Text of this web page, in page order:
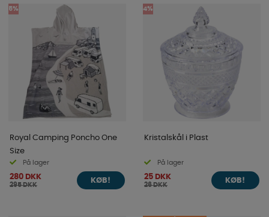
5%
Royal Camping Poncho One
Size
På lager
280 DKK
295 DKK
KØB!
4%
Kristalskål i Plast
På lager
25 DKK
26 DKK
KØB!